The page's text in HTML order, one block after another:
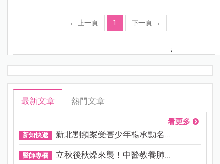
← 上一頁 1 下一頁 →
;
最新文章 熱門文章
看更多
新知快遞 新北割頸案受害少年楊承勳名...
醫師專欄 立秋後秋燥來襲！中醫教養肺...